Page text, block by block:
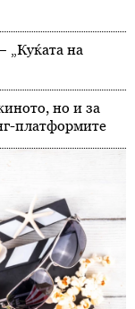
„Куќата на
но и за
платформите